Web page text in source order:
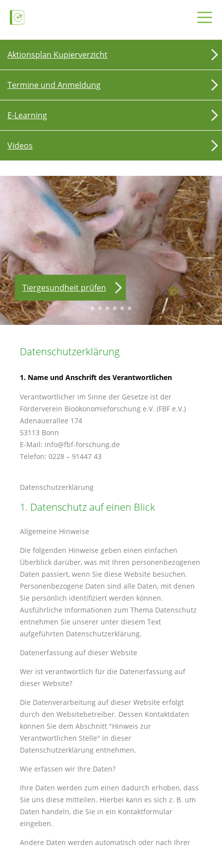
Aktionsplan Kupierverzicht
Termine und Anmeldung
E-Learning
Videos
Tiere beobachten
Notfallhilfe
Start Kupierverzicht
Selbsteinschätzung
Beschäftigung bieten
Tiergesundheit prüfen
Datenschutzerklärung
1. Name und Anschrift des Verantwortlichen
Verantwortlicher im Sinne der Gesetze ist der
Förderverein Bioökonomieforschung e.V. (FBF e.V.)
Adenauerallee 174
53113 Bonn
E-Mail: info@fbf-forschung.de
Telefon: 0228 – 91447 43
Datenschutz­erklärung
1. Datenschutz auf einen Blick
Allgemeine Hinweise
Die folgenden Hinweise geben einen einfachen
Überblick darüber, was mit Ihren personenbezogenen
Daten passiert, wenn Sie diese Website besuchen.
Personenbezogene Daten sind alle Daten, mit denen
Sie persönlich identifiziert werden können.
Ausführliche Informationen zum Thema Datenschutz
entnehmen Sie unserer unter diesem Text
aufgeführten Datenschutzerklärung.
Datenerfassung auf dieser Website
Wer ist verantwortlich für die Datenerfassung auf
dieser Website?
Die Datenverarbeitung auf dieser Website erfolgt
durch den Websitebetreiber. Dessen Kontaktdaten
können Sie dem Abschnitt Hinweis zur
Verantwortlichen Stelle
in dieser
Datenschutzerklärung entnehmen.
Wie erfassen wir Ihre Daten?
Ihre Daten werden zum einen dadurch erhoben, dass
Sie uns diese mitteilen. Hierbei kann es sich z. B. um
Daten handeln, die Sie in ein Kontaktformular
eingeben.
Andere Daten werden automatisch oder nach Ihrer